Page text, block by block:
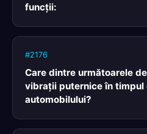
funcţii:
#2176
Care dintre următoarele
vibraţii puternice în timpul
automobilului?